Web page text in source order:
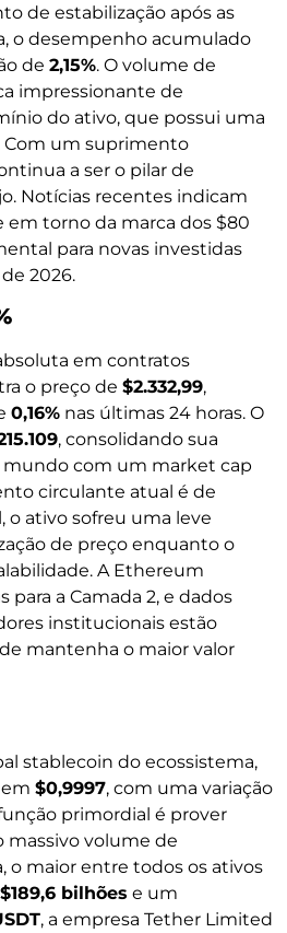
de estabilização após as
o desempenho acumulado
de 2,15%. O volume de
impressionante de
do ativo, que possui uma
Com um suprimento
a ser o pilar de
Notícias recentes indicam
torno da marca dos $80
para novas investidas
2026.
em contratos
o preço de $2.332,99,
0,16% nas últimas 24 horas. O
, consolidando sua
mundo com um market cap
circulante atual é de
o ativo sofreu uma leve
de preço enquanto o
A Ethereum
a Camada 2, e dados
institucionais estão
mantenha o maior valor
stablecoin do ecossistema,
$0,9997, com uma variação
primordial é prover
massivo volume de
o maior entre todos os ativos
$189,6 bilhões e um
, a empresa Tether Limited